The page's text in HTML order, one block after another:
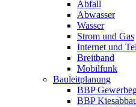
Abfall
Abwasser
Wasser
Strom und Gas
Internet und
Breitband
Mobilfunk
Bauleitplanung
BBP
BBP